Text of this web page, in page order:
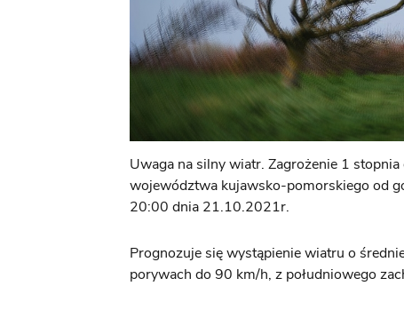
Uwaga na silny wiatr. Zagrożenie 1
województwa kujawsko-pomorskiego od
20:00 dnia 21.10.2021r.
Prognozuje się wystąpienie wiatru o
porywach do 90 km/h, z południowego